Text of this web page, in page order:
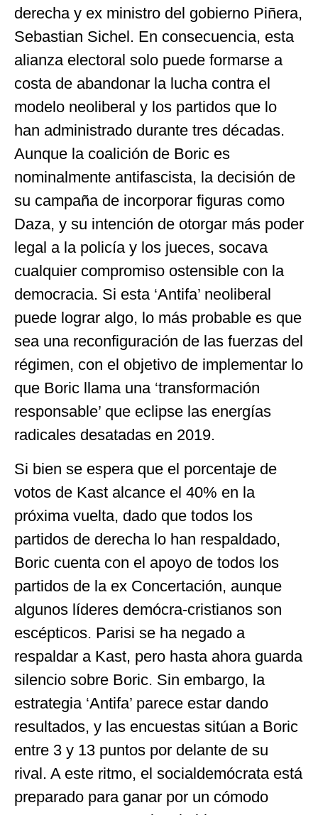
derecha y ex ministro del gobierno Piñera,
Sebastian Sichel. En consecuencia, esta
alianza electoral solo puede formarse a
costa de abandonar la lucha contra el
modelo neoliberal y los partidos que lo
han administrado durante tres décadas.
Aunque la coalición de Boric es
nominalmente antifascista, la decisión de
su campaña de incorporar figuras como
Daza, y su intención de otorgar más poder
legal a la policía y los jueces, socava
cualquier compromiso ostensible con la
democracia. Si esta ‘Antifa’ neoliberal
puede lograr algo, lo más probable es que
sea una reconfiguración de las fuerzas del
régimen, con el objetivo de implementar lo
que Boric llama una ‘transformación
responsable’ que eclipse las energías
radicales desatadas en 2019.
Si bien se espera que el porcentaje de
votos de Kast alcance el 40% en la
próxima vuelta, dado que todos los
partidos de derecha lo han respaldado,
Boric cuenta con el apoyo de todos los
partidos de la ex Concertación, aunque
algunos líderes demócra-cristianos son
escépticos. Parisi se ha negado a
respaldar a Kast, pero hasta ahora guarda
silencio sobre Boric. Sin embargo, la
estrategia ‘Antifa’ parece estar dando
resultados, y las encuestas sitúan a Boric
entre 3 y 13 puntos por delante de su
rival. A este ritmo, el socialdemócrata está
preparado para ganar por un cómodo